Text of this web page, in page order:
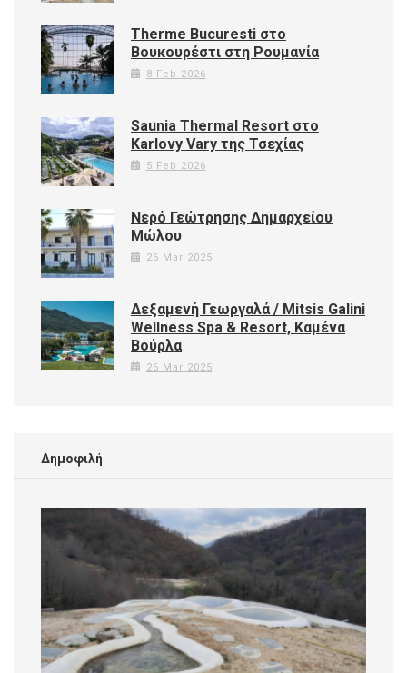
Therme Bucuresti στο
Βουκουρέστι στη Ρουμανία
8 Feb 2026
Saunia Thermal Resort στο
Karlovy Vary της Τσεχίας
5 Feb 2026
Νερό Γεώτρησης Δημαρχείου
Μώλου
26 Mar 2025
Δεξαμενή Γεωργαλά / Mitsis Galini
Wellness Spa & Resort, Καμένα
Βούρλα
26 Mar 2025
Δημοφιλή